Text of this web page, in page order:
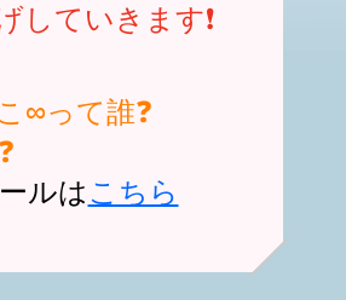
していきます❗️
∞って誰❓
ルはこちら